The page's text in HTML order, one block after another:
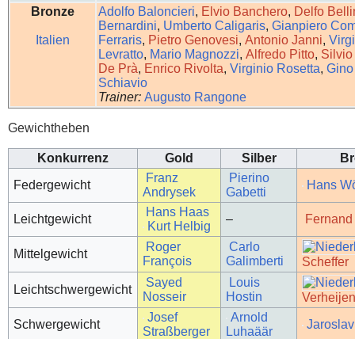
Bronze
Italien
Adolfo Baloncieri, Elvio Banchero, Delfo
Bernardini, Umberto Caligaris, Gianpiero
Ferraris, Pietro Genovesi, Antonio Janni,
Levratto, Mario Magnozzi, Alfredo Pitto,
De Prà, Enrico Rivolta, Virginio Rosetta,
Schiavio
Trainer: Augusto Rangone
Gewichtheben
Konkurrenz Gold Silber
Federgewicht
Franz
Andrysek
Pierino
Gabetti
Hans
Leichtgewicht
Hans Haas
Kurt Helbig
–
Mittelgewicht
Roger
François
Carlo
Galimberti
Scheffer
Leichtschwergewicht
Sayed
Nosseir
Louis
Hostin
Schwergewicht
Josef
Straßberger
Arnold
Luhaäär